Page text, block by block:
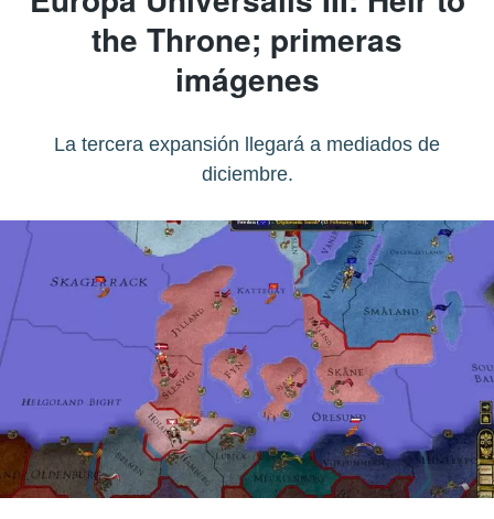
the Throne; primeras
imágenes
La tercera expansión llegará a mediados de
diciembre.